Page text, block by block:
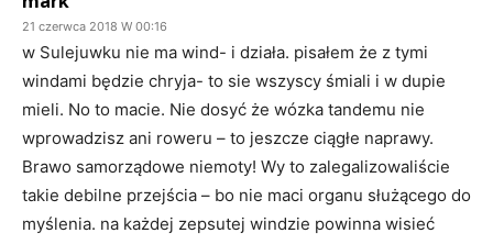
21 czerwca 2018 W 00:16
w Sulejuwku nie ma wind- i działa. pisałem że z tymi
windami będzie chryja- to sie wszyscy śmiali i w dupie
mieli. No to macie. Nie dosyć że wózka tandemu nie
wprowadzisz ani roweru – to jeszcze ciągłe naprawy.
Brawo samorządowe niemoty! Wy to zalegalizowaliście
takie debilne przejścia – bo nie maci organu służącego do
myślenia. na każdej zepsutej windzie powinna wisieć